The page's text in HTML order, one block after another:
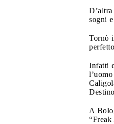
sogni
Tornò
Infatti
A